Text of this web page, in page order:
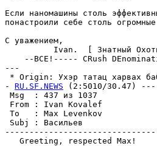
Если наномашины столь
понастроили себе столь
С уважением,
Ivan.  [ Знатный
--ВСЕ!----- CRush
---
* Origin: Ухэр татац харвах
- RU.SF.NEWS (2:5010/
Msg  : 437 из
From : Ivan Kovalef
To   : Max Levenkov
Subj :
   Greeting, respected Max!